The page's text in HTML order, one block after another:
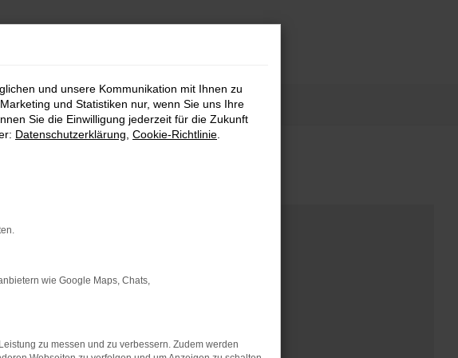
und unsere Kommunikation mit Ihnen zu
und Statistiken nur, wenn Sie uns Ihre
Sie die Einwilligung jederzeit für die Zukunft
Datenschutzerklärung Cookie-Richtlinie
wie Google Maps, Chats,
zu messen und zu verbessern. Zudem werden